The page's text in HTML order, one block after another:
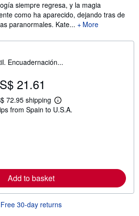
siempre regresa, y la magia
como ha aparecido, dejando tras de
paranormales. Kate...
More
Encuadernación...
21.61
72.95 shipping
L
e
a
s
from Spain to U.S.A.
Add to basket
Free 30-day returns